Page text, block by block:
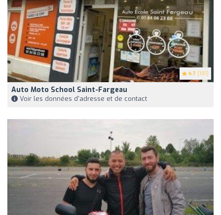
4.7 (191)
Auto Moto School Saint-Fargeau
Voir les données d'adresse et de contact